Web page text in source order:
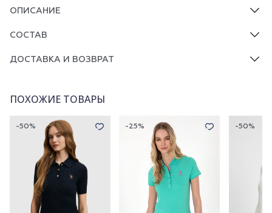
ОПИСАНИЕ
СОСТАВ
ДОСТАВКА И ВОЗВРАТ
ПОХОЖИЕ ТОВАРЫ
-50% -25% -50%